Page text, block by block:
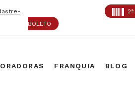
BOLETO
FRANQUIA BLOG